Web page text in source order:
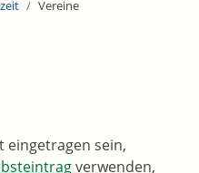
Vereine
eingetragen sein,
verwenden,